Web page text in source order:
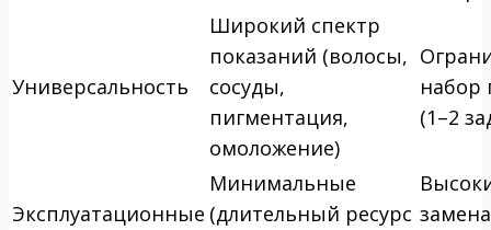
Универсальность
Широкий спектр
показаний (волосы,
сосуды,
пигментация,
омоложение)
набор
(1–2
Эксплуатационные
Минимальные
(длительный ресурс замена